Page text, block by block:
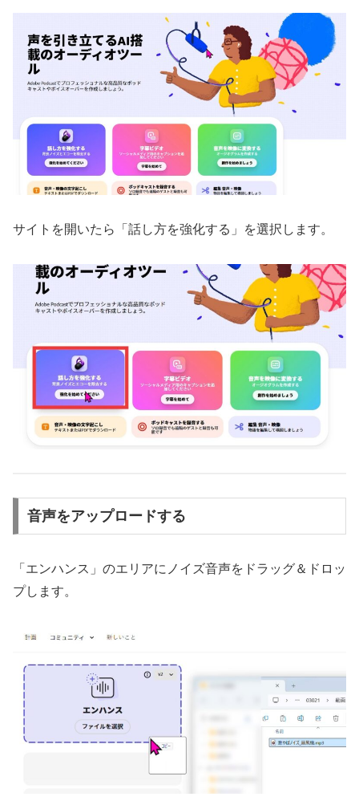
サイトを開いたら「話し方を強化する」を選択します。
音声をアップロードする
「エンハンス」のエリアにノイズ音声をドラッグ＆ドロッ
プします。